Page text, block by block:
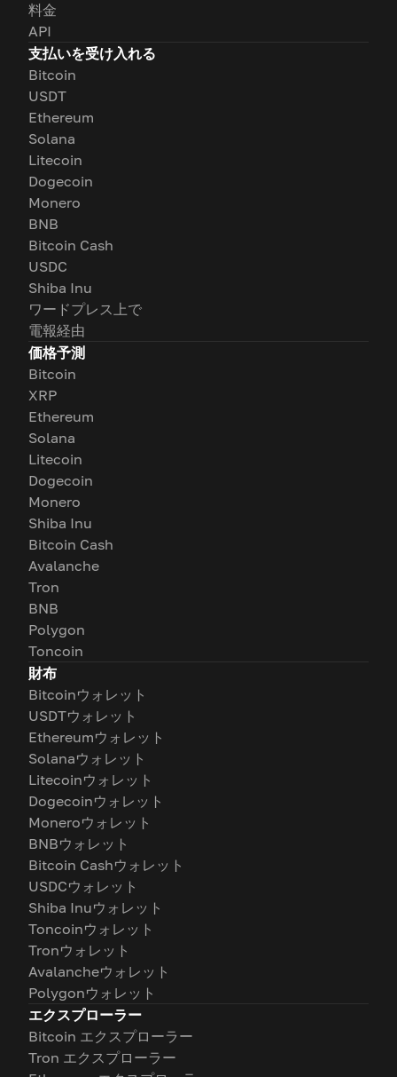
料金
API
支払いを受け入れる
Bitcoin
USDT
Ethereum
Solana
Litecoin
Dogecoin
Monero
BNB
Bitcoin Cash
USDC
Shiba Inu
ワードプレス上で
電報経由
価格予測
Bitcoin
XRP
Ethereum
Solana
Litecoin
Dogecoin
Monero
Shiba Inu
Bitcoin Cash
Avalanche
Tron
BNB
Polygon
Toncoin
財布
Bitcoinウォレット
USDTウォレット
Ethereumウォレット
Solanaウォレット
Litecoinウォレット
Dogecoinウォレット
Moneroウォレット
BNBウォレット
Bitcoin Cashウォレット
USDCウォレット
Shiba Inuウォレット
Toncoinウォレット
Tronウォレット
Avalancheウォレット
Polygonウォレット
エクスプローラー
Bitcoin エクスプローラー
Tron エクスプローラー